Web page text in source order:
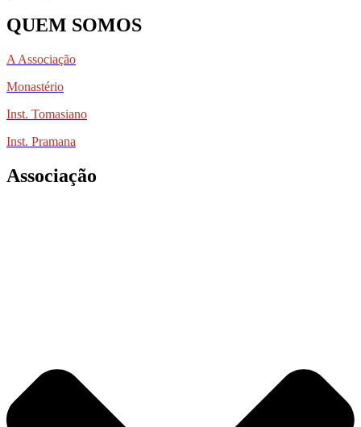
QUEM SOMOS
A Associação
Monastério
Inst. Tomasiano
Inst. Pramana
Associação